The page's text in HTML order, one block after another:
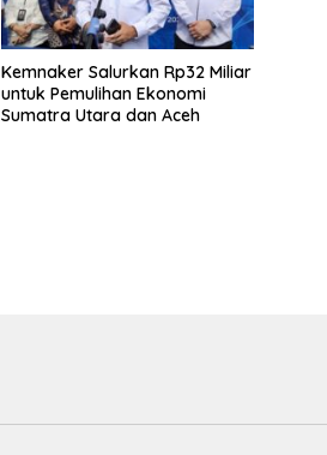
Kemnaker Salurkan Rp32 Miliar
untuk Pemulihan Ekonomi
Sumatra Utara dan Aceh